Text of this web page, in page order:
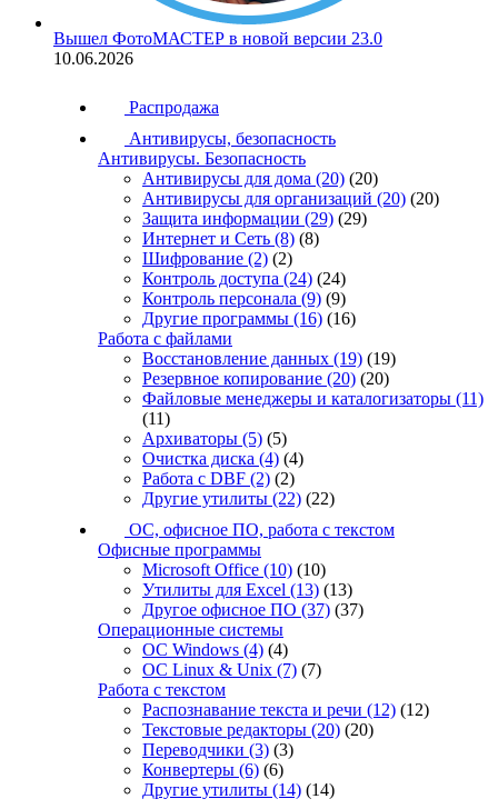
Вышел ФотоМАСТЕР в новой версии 23.0
10.06.2026
Распродажа
Антивирусы, безопасность
Антивирусы. Безопасность
Антивирусы для дома (20) (20)
Антивирусы для организаций (20) (20)
Защита информации (29) (29)
Интернет и Сеть (8) (8)
Шифрование (2) (2)
Контроль доступа (24) (24)
Контроль персонала (9) (9)
Другие программы (16) (16)
Работа с файлами
Восстановление данных (19) (19)
Резервное копирование (20) (20)
Файловые менеджеры и каталогизаторы (11)
(11)
Архиваторы (5) (5)
Очистка диска (4) (4)
Работа с DBF (2) (2)
Другие утилиты (22) (22)
ОС, офисное ПО, работа с текстом
Офисные программы
Microsoft Office (10) (10)
Утилиты для Excel (13) (13)
Другое офисное ПО (37) (37)
Операционные системы
ОС Windows (4) (4)
ОС Linux & Unix (7) (7)
Работа с текстом
Распознавание текста и речи (12) (12)
Текстовые редакторы (20) (20)
Переводчики (3) (3)
Конвертеры (6) (6)
Другие утилиты (14) (14)